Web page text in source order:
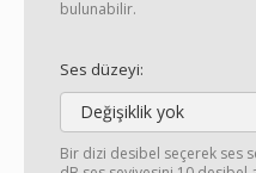
bulunabilir.
Ses düzeyi:
Değişiklik yok
Bir dizi desibel seçerek ses